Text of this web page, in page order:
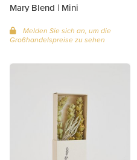
Mary Blend | Mini
Melden Sie sich an, um die
Großhandelspreise zu sehen